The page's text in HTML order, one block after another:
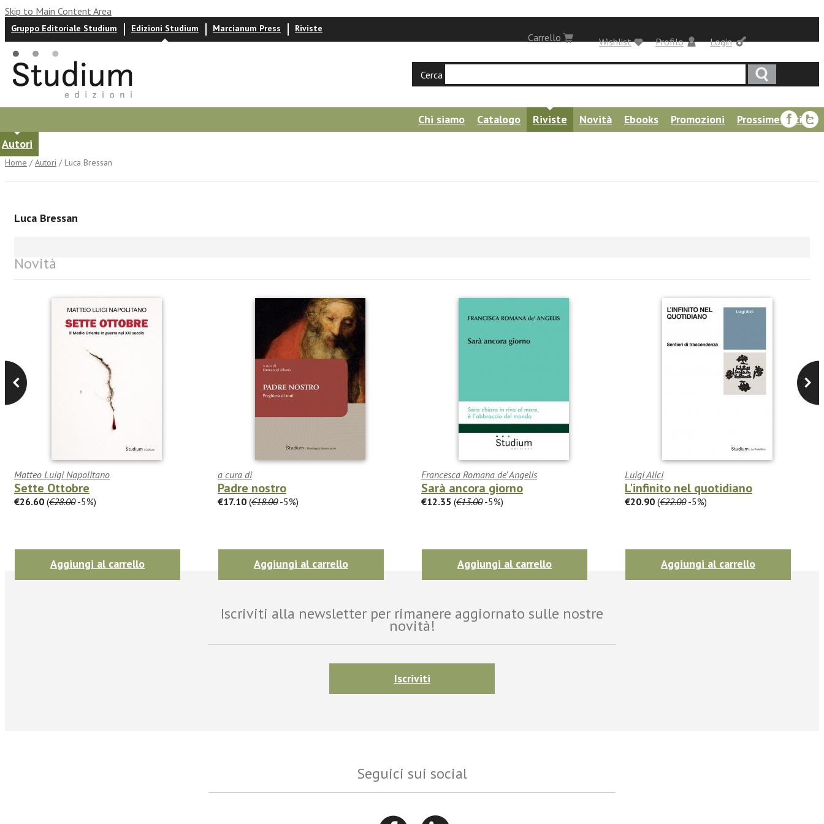
Skip to Main Content Area
Login
Carrello
Gruppo Editoriale Studium Edizioni Studium Marcianum Press Riviste
Profilo
Wishlist
Cerca
Chi siamo Catalogo Riviste Novità Ebooks Promozioni
Prossime uscite
Autori
Home /Autori / Luca Bressan
Luca Bressan
Novità
Matteo Luigi Napolitano
Sette Ottobre
€26.60 (€28.00-5%)
Aggiungi al carrello
a cura di
Padre nostro
€17.10 (€18.00-5%)
Aggiungi al carrello
Francesca Romana de' Angelis
Sarà ancora giorno
€12.35 (€13.00-5%)
Aggiungi al carrello
Luigi Alici
L'infinito nel quotidiano
€20.90 (€22.00-5%)
Aggiungi al carrello
Iscriviti alla newsletter per rimanere aggiornato sulle nostre
novità!
Iscriviti
Seguici sui social